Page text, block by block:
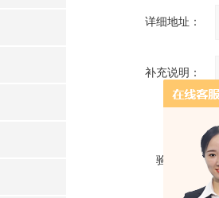
详细地址：
补充说明：
验证码：